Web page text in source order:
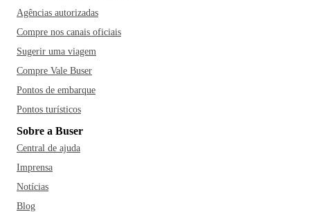
Agências autorizadas
Compre nos canais oficiais
Sugerir uma viagem
Compre Vale Buser
Pontos de embarque
Pontos turísticos
Sobre a Buser
Central de ajuda
Imprensa
Notícias
Blog